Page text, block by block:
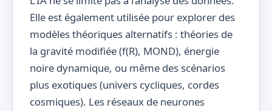
Elle est également utilisée pour explorer des
modèles théoriques alternatifs : théories de
la gravité modifiée (f(R), MOND), énergie
noire dynamique, ou même des scénarios
plus exotiques (univers cycliques, cordes
cosmiques). Les réseaux de neurones